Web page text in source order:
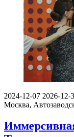
2024-12-07 2026-12-
Москва,